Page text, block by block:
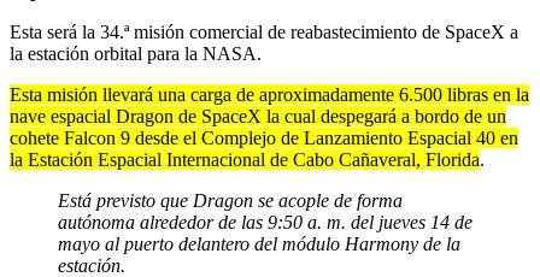
Esta será la 34.ª misión comercial de reabastecimiento de SpaceX a
la estación orbital para la NASA.
Esta misión llevará una carga de aproximadamente 6.500 libras en la
nave espacial Dragon de SpaceX la cual despegará a bordo de un
cohete Falcon 9 desde el Complejo de Lanzamiento Espacial 40 en
la Estación Espacial Internacional de Cabo Cañaveral, Florida.
Está previsto que Dragon se acople de forma
autónoma alrededor de las 9:50 a. m. del jueves 14 de
mayo al puerto delantero del módulo Harmony de la
estación.